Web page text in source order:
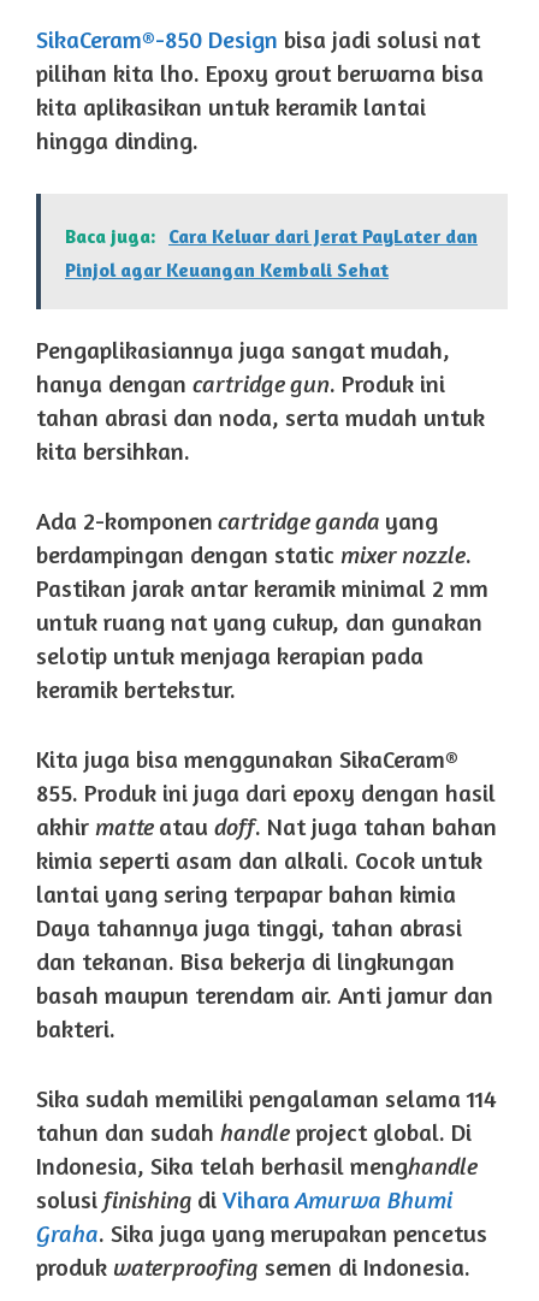
SikaCeram®-850 Design bisa jadi solusi nat
pilihan kita lho. Epoxy grout berwarna bisa
kita aplikasikan untuk keramik lantai
hingga dinding.
Baca juga: Cara Keluar dari Jerat PayLater dan
Pinjol agar Keuangan Kembali Sehat
Pengaplikasiannya juga sangat mudah,
hanya dengan cartridge gun. Produk ini
tahan abrasi dan noda, serta mudah untuk
kita bersihkan.
Ada 2-komponen cartridge ganda yang
berdampingan dengan static mixer nozzle.
Pastikan jarak antar keramik minimal 2 mm
untuk ruang nat yang cukup, dan gunakan
selotip untuk menjaga kerapian pada
keramik bertekstur.
Kita juga bisa menggunakan SikaCeram®
855. Produk ini juga dari epoxy dengan hasil
akhir matte atau doff. Nat juga tahan bahan
kimia seperti asam dan alkali. Cocok untuk
lantai yang sering terpapar bahan kimia
Daya tahannya juga tinggi, tahan abrasi
dan tekanan. Bisa bekerja di lingkungan
basah maupun terendam air. Anti jamur dan
bakteri.
Sika sudah memiliki pengalaman selama 114
tahun dan sudah handle project global. Di
Indonesia, Sika telah berhasil menghandle
solusi finishing di ViharaAmurwa Bhumi
Graha. Sika juga yang merupakan pencetus
produk waterproofing semen di Indonesia.